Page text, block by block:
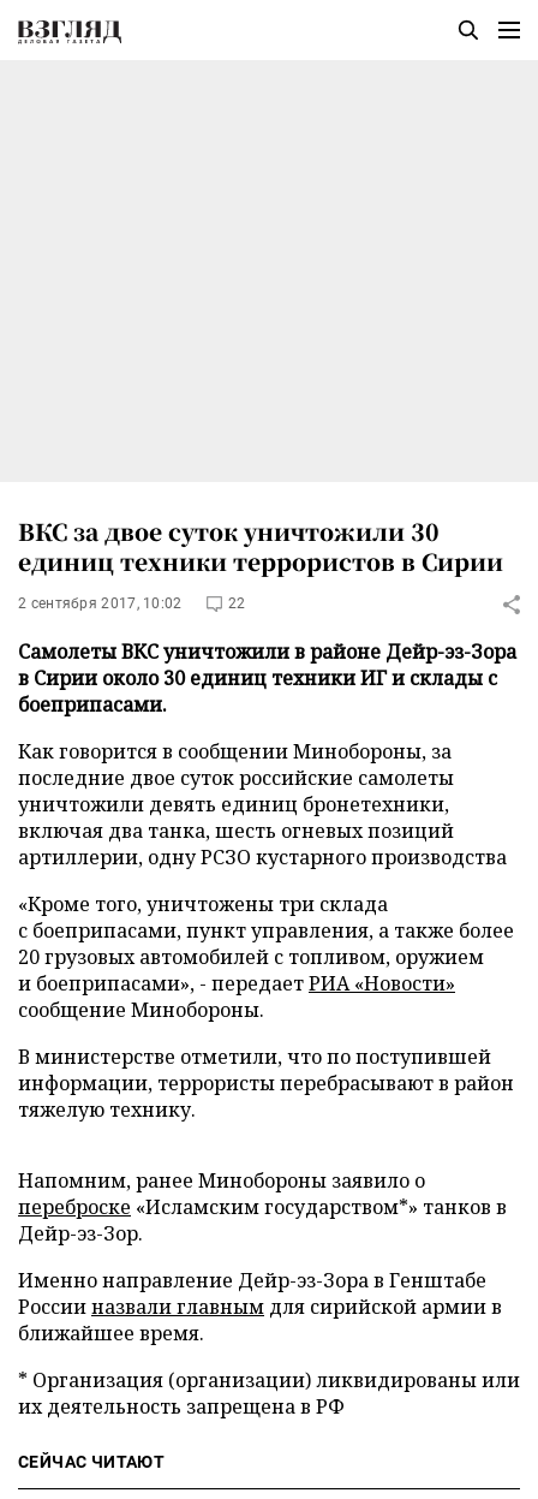
ВКС за двое суток уничтожили 30
единиц техники террористов в Сирии
2 сентября 2017, 10:02 22
Самолеты ВКС уничтожили в районе Дейр-эз-Зора
в Сирии около 30 единиц техники ИГ и склады с
боеприпасами.
Как говорится в сообщении Минобороны, за
последние двое суток российские самолеты
уничтожили девять единиц бронетехники,
включая два танка, шесть огневых позиций
артиллерии, одну РСЗО кустарного производства
«Кроме того, уничтожены три склада
с боеприпасами, пункт управления, а также более
20 грузовых автомобилей с топливом, оружием
и боеприпасами», - передаетРИА «Новости»
сообщение Минобороны.
В министерстве отметили, что по поступившей
информации, террористы перебрасывают в район
тяжелую технику.
Напомним, ранее Минобороны заявило о
переброске «Исламским государством*» танков в
Дейр-эз-Зор.
Именно направление Дейр-эз-Зора в Генштабе
Россииназвали главным для сирийской армии в
ближайшее время.
* Организация (организации) ликвидированы или
их деятельность запрещена в РФ
СЕЙЧАС ЧИТАЮТ